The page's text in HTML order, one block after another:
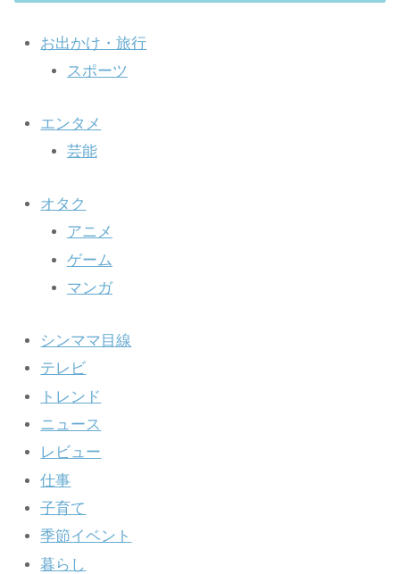
お出かけ・旅行
スポーツ
エンタメ
芸能
オタク
アニメ
ゲーム
マンガ
シンママ目線
テレビ
トレンド
ニュース
レビュー
仕事
子育て
季節イベント
暮らし